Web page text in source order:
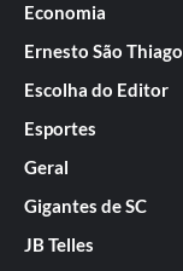
Economia
Ernesto São Thiago
Escolha do Editor
Esportes
Geral
Gigantes de SC
JB Telles